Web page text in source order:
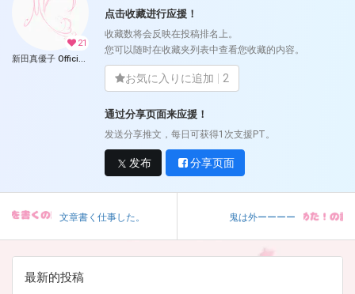
21
新田真優子 Official Fantia (新田真優子)
点击收藏进行应援！
收藏数将会反映在投稿排名上。
您可以随时在收藏夹列表中查看您收藏的内容。
お気に入りに追加 2
通过分享页面来应援！
发送分享推文，每日可获得1次支援PT。
发布 分享页面
文章書く仕事した。 鬼は外ーーーー
最新的投稿